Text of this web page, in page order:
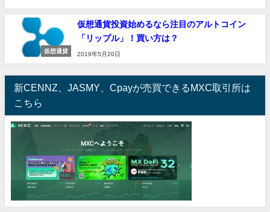
仮想通貨
仮想通貨投資始めるなら注目のアルトコイン
「リップル」！買い方は？
2019年5月20日
新CENNZ、JASMY、Cpayが売買できるMXC取引所は
こちら